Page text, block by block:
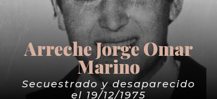
Arreche Jorge Omar
Marino
Secuestrado y desaparecido
el 19/12/1975